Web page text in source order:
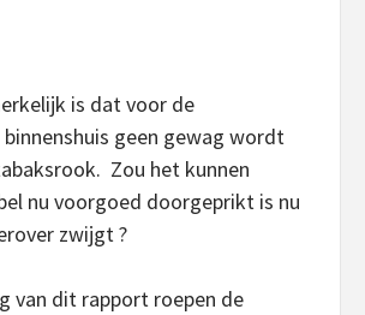
is dat voor de
geen gewag wordt
Zou het kunnen
nu voorgoed doorgeprikt is nu
zwijgt ?
van dit rapport roepen de